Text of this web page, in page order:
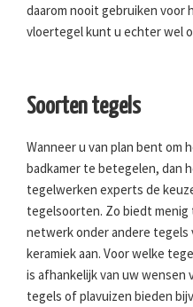
daarom nooit gebruiken voor
vloertegel kunt u echter wel
Soorten tegels
Wanneer u van plan bent
badkamer te betegelen, dan
tegelwerken experts de
tegelsoorten. Zo biedt
netwerk onder andere
keramiek aan. Voor welke
is afhankelijk van uw
tegels of plavuizen bieden